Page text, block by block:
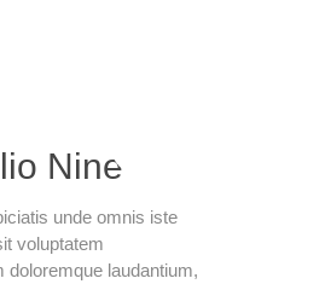
Nine
unde omnis iste
voluptatem
doloremque laudantium,